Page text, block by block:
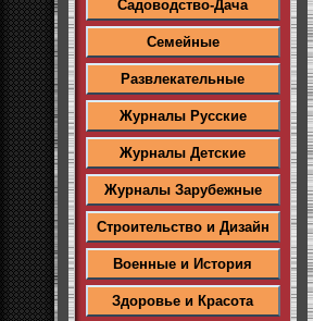
Садоводство-Дача
Семейные
Развлекательные
Журналы Русские
Журналы Детские
Журналы Зарубежные
Строительство и Дизайн
Военные и История
Здоровье и Красота